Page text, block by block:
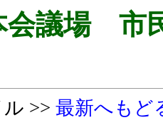
議場 市
>> 最新へもど